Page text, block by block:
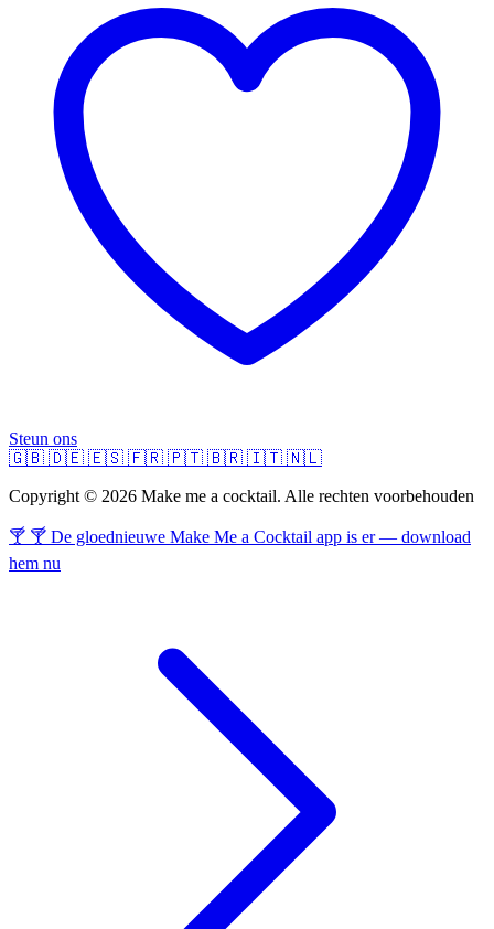
Steun ons
🇬🇧 🇩🇪 🇪🇸 🇫🇷 🇵🇹 🇧🇷 🇮🇹 🇳🇱
Copyright © 2026 Make me a cocktail. Alle rechten voorbehouden
🍸 🍸 De gloednieuwe Make Me a Cocktail app is er — download
hem nu